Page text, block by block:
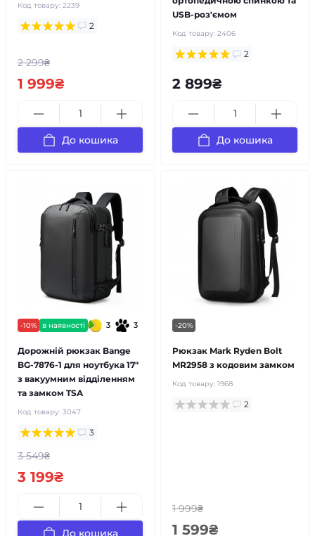
Код товару: 2239
2
2 299₴
1 999₴
До кошика
USB-роз'ємом
Код товару: 2406
2
2 899₴
До кошика
-10% в наявності 3 3
Дорожній рюкзак Bange
BG-7876-1 для ноутбука 17"
з вакуумним відділенням
та замком TSA
Код товару: 3047
3
3 549₴
3 199₴
До кошика
-20%
Рюкзак Mark Ryden Bolt
MR2958 з кодовим замком
Код товару: 1968
2
1 999₴
1 599₴